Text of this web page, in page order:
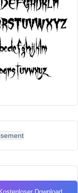
Download